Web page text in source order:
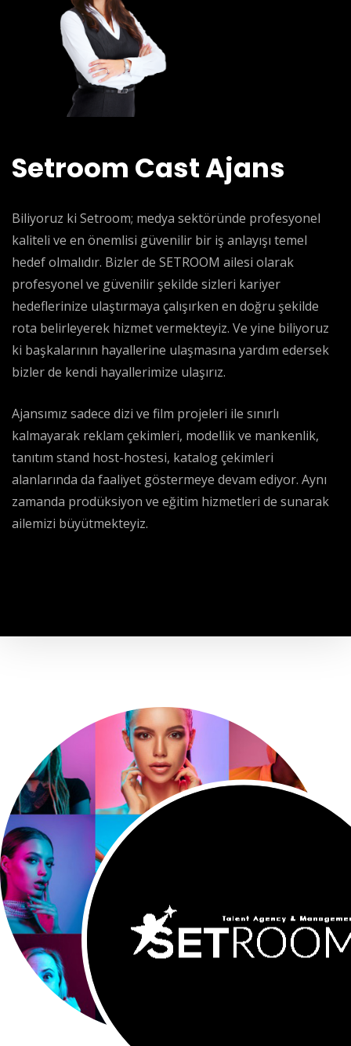
Setroom Cast Ajans
Biliyoruz ki Setroom; medya sektöründe profesyonel
kaliteli ve en önemlisi güvenilir bir iş anlayışı temel
hedef olmalıdır. Bizler de SETROOM ailesi olarak
profesyonel ve güvenilir şekilde sizleri kariyer
hedeflerinize ulaştırmaya çalışırken en doğru şekilde
rota belirleyerek hizmet vermekteyiz. Ve yine biliyoruz
ki başkalarının hayallerine ulaşmasına yardım edersek
bizler de kendi hayallerimize ulaşırız.
Ajansımız sadece dizi ve film projeleri ile sınırlı
kalmayarak reklam çekimleri, modellik ve mankenlik,
tanıtım stand host-hostesi, katalog çekimleri
alanlarında da faaliyet göstermeye devam ediyor. Aynı
zamanda prodüksiyon ve eğitim hizmetleri de sunarak
ailemizi büyütmekteyiz.